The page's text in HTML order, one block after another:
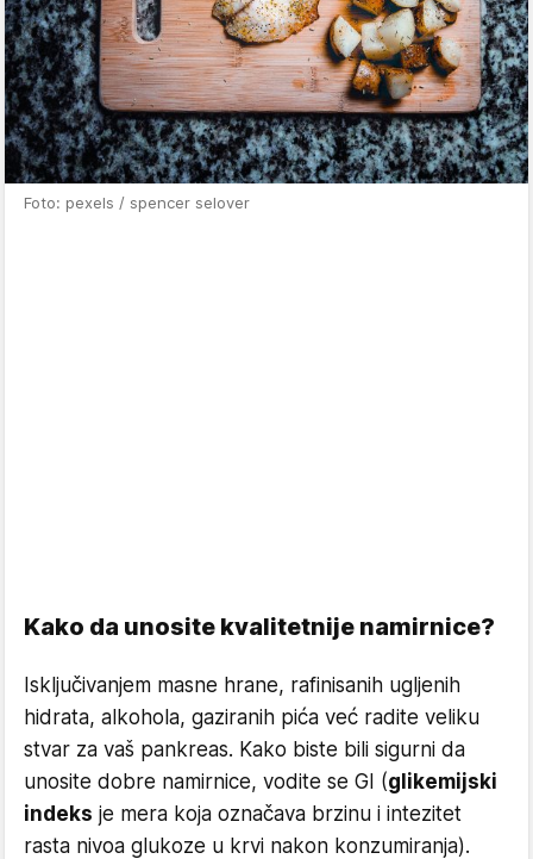
Foto: pexels / spencer selover
Kako da unosite kvalitetnije namirnice?
Isključivanjem masne hrane, rafinisanih ugljenih
hidrata, alkohola, gaziranih pića već radite veliku
stvar za vaš pankreas. Kako biste bili sigurni da
unosite dobre namirnice, vodite se GI (glikemijski
indeks je mera koja označava brzinu i intezitet
rasta nivoa glukoze u krvi nakon konzumiranja).